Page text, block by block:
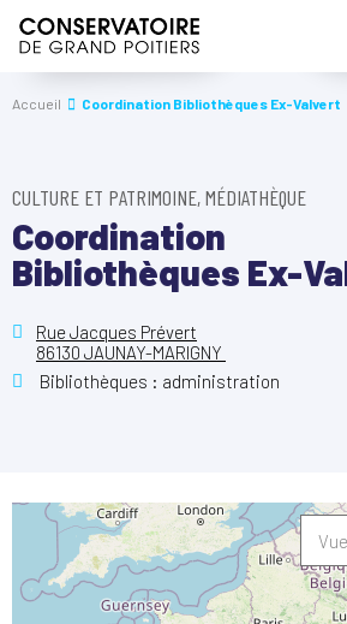
Accueil Coordination Bibliothèques Ex-Valvert
CULTURE ET PATRIMOINE, MÉDIATHÈQUE
Coordination
Bibliothèques Ex-
Rue Jacques Prévert
86130 JAUNAY-MARIGNY
Bibliothèques : administration